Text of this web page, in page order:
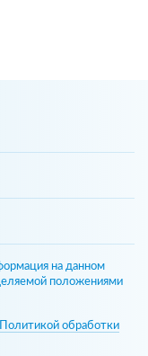
на данном
положениями
Политикой обработки